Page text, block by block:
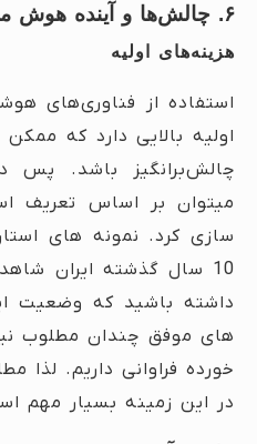
۶. چالش‌ها و آینده هوش مصنوعی در مرغداری
هزینه‌های اولیه
استفاده از فناوری‌های
اولیه بالایی دارد که
چالش‌برانگیز باشد. پس
میتوان بر اساس تعریف
سازی کرد. نمونه های
10 سال گذشته ایران
داشته باشید که وضعیت
های موفق چندان مطلوب
خورده فراوانی داریم. لذا
در این زمینه بسیار مهم